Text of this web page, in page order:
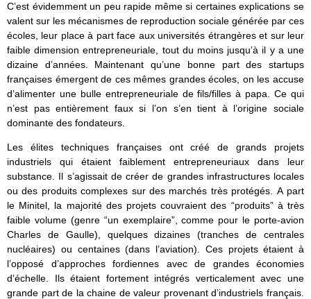
C’est évidemment un peu rapide même si certaines explications se
valent sur les mécanismes de reproduction sociale générée par ces
écoles, leur place à part face aux universités étrangères et sur leur
faible dimension entrepreneuriale, tout du moins jusqu’à il y a une
dizaine d’années. Maintenant qu’une bonne part des startups
françaises émergent de ces mêmes grandes écoles, on les accuse
d’alimenter une bulle entrepreneuriale de fils/filles à papa. Ce qui
n’est pas entièrement faux si l’on s’en tient à l’origine sociale
dominante des fondateurs.
Les élites techniques françaises ont créé de grands projets
industriels qui étaient faiblement entrepreneuriaux dans leur
substance. Il s’agissait de créer de grandes infrastructures locales
ou des produits complexes sur des marchés très protégés. A part
le Minitel, la majorité des projets couvraient des “produits” à très
faible volume (genre “un exemplaire”, comme pour le porte-avion
Charles de Gaulle), quelques dizaines (tranches de centrales
nucléaires) ou centaines (dans l’aviation). Ces projets étaient à
l’opposé d’approches fordiennes avec de grandes économies
d’échelle. Ils étaient fortement intégrés verticalement avec une
grande part de la chaine de valeur provenant d’industriels français.